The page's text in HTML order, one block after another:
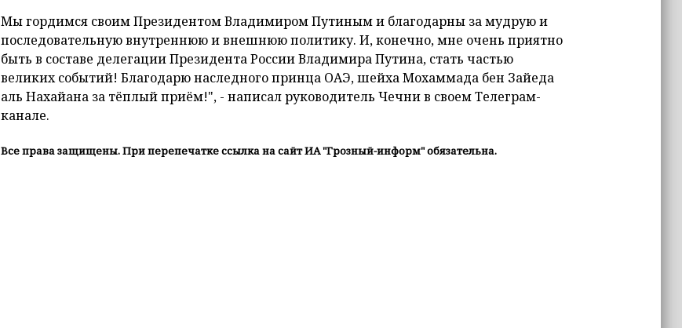
Мы гордимся своим Президентом Владимиром Путиным и благодарны за мудрую и
последовательную внутреннюю и внешнюю политику. И, конечно, мне очень приятно
быть в составе делегации Президента России Владимира Путина, стать частью
великих событий! Благодарю наследного принца ОАЭ, шейха Мохаммада бен Зайеда
аль Нахайана за тёплый приём!", - написал руководитель Чечни в своем Телеграм-
канале.
Все права защищены. При перепечатке ссылка на сайт ИА "Грозный-информ" обязательна.